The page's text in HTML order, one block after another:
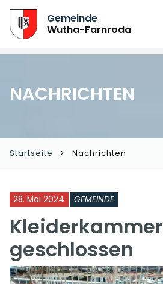
Gemeinde
Wutha-Farnroda
NACHRICHTEN
Startseite Nachrichten
28. Mai 2024 GEMEINDE
Kleiderkammer
geschlossen